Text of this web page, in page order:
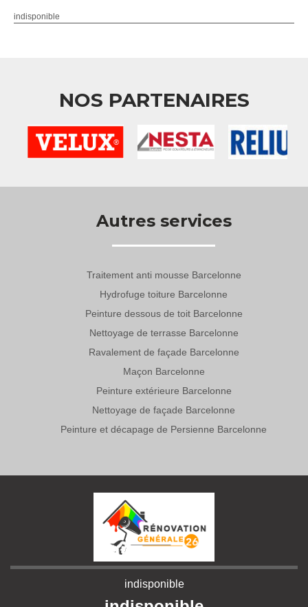
indisponible
NOS PARTENAIRES
Autres services
Traitement anti mousse Barcelonne
Hydrofuge toiture Barcelonne
Peinture dessous de toit Barcelonne
Nettoyage de terrasse Barcelonne
Ravalement de façade Barcelonne
Maçon Barcelonne
Peinture extérieure Barcelonne
Nettoyage de façade Barcelonne
Peinture et décapage de Persienne Barcelonne
indisponible